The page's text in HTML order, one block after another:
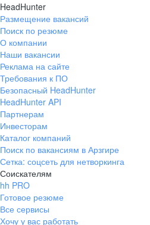
HeadHunter
Размещение вакансий
Поиск по резюме
О компании
Наши вакансии
Реклама на сайте
Требования к ПО
Безопасный HeadHunter
HeadHunter API
Партнерам
Инвесторам
Каталог компаний
Поиск по вакансиям в Арзгире
Сетка: соцсеть для нетворкинга
Соискателям
hh PRO
Готовое резюме
Все сервисы
Хочу у вас работать